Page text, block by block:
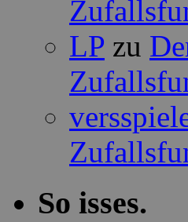
LP zu
So isses.